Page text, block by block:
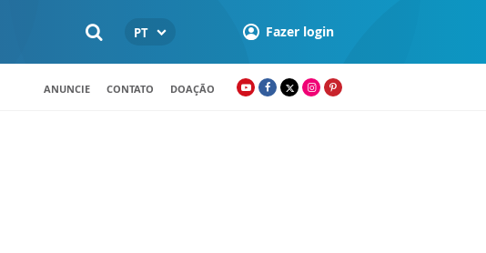
PT Fazer login
ANUNCIE CONTATO DOAÇÃO